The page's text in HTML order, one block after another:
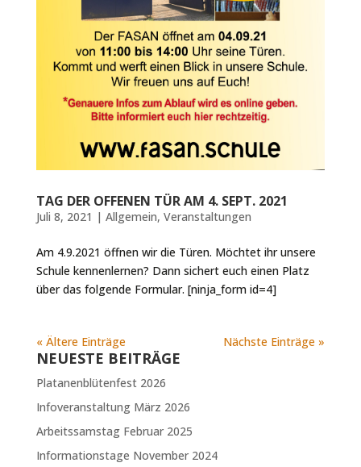
TAG DER OFFENEN TÜR AM 4. SEPT. 2021
Juli 8, 2021 | Allgemein, Veranstaltungen
Am 4.9.2021 öffnen wir die Türen. Möchtet ihr unsere
Schule kennenlernen? Dann sichert euch einen Platz
über das folgende Formular. [ninja_form id=4]
« Ältere Einträge Nächste Einträge »
NEUESTE BEITRÄGE
Platanenblütenfest 2026
Infoveranstaltung März 2026
Arbeitssamstag Februar 2025
Informationstage November 2024